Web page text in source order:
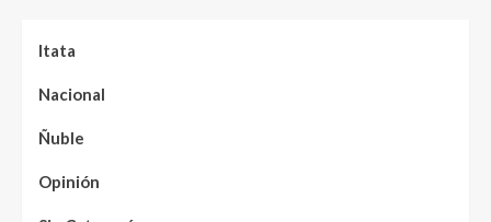
Itata
Nacional
Ñuble
Opinión